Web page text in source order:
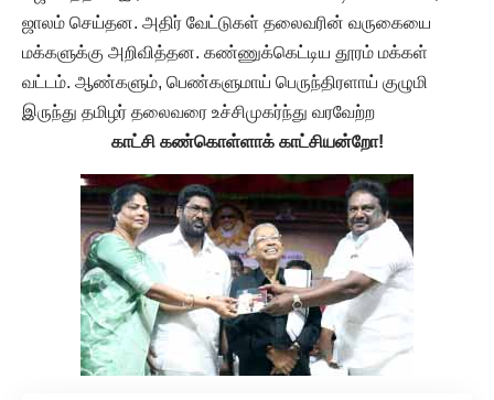
ஜாலம் செய்தன. அதிர் வேட்டுகள் தலைவரின் வருகையை
மக்களுக்கு அறிவித்தன. கண்ணுக்கெட்டிய தூரம் மக்கள்
வட்டம். ஆண்களும், பெண்களுமாய் பெருந்திரளாய் குழுமி
இருந்து தமிழர் தலைவரை உச்சிமுகர்ந்து வரவேற்ற
காட்சி கண்கொள்ளாக் காட்சியன்றோ!